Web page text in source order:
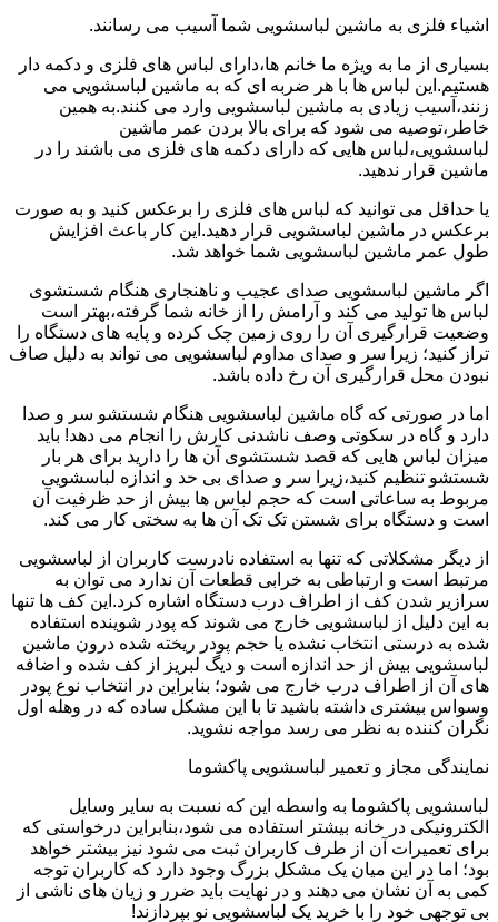
اشیاء فلزی به ماشین لباسشویی شما آسیب می رسانند.
بسیاری از ما به ویژه ما خانم ها،دارای لباس های فلزی و دکمه دار
هستیم.این لباس ها با هر ضربه ای که به ماشین لباسشویی می
زنند،آسیب زیادی به ماشین لباسشویی وارد می کنند.به همین
خاطر،توصیه می شود که برای بالا بردن عمر ماشین
لباسشویی،لباس هایی که دارای دکمه های فلزی می باشند را در
ماشین قرار ندهید.
یا حداقل می توانید که لباس های فلزی را برعکس کنید و به صورت
برعکس در ماشین لباسشویی قرار دهید.این کار باعث افزایش
طول عمر ماشین لباسشویی شما خواهد شد.
اگر ماشین لباسشویی صدای عجیب و ناهنجاری هنگام شستشوی
لباس ها تولید می کند و آرامش را از خانه شما گرفته،بهتر است
وضعیت قرارگیری آن را روی زمین چک کرده و پایه های دستگاه را
تراز کنید؛ زیرا سر و صدای مداوم لباسشویی می تواند به دلیل صاف
نبودن محل قرارگیری آن رخ داده باشد.
اما در صورتی که گاه ماشین لباسشویی هنگام شستشو سر و صدا
دارد و گاه در سکوتی وصف ناشدنی کارش را انجام می دهد! باید
میزان لباس هایی که قصد شستشوی آن ها را دارید برای هر بار
شستشو تنظیم کنید،زیرا سر و صدای بی حد و اندازه لباسشویی
مربوط به ساعاتی است که حجم لباس ها بیش از حد ظرفیت آن
است و دستگاه برای شستن تک تک آن ها به سختی کار می کند.
از دیگر مشکلاتی که تنها به استفاده نادرست کاربران از لباسشویی
مرتبط است و ارتباطی به خرابی قطعات آن ندارد می توان به
سرازیر شدن کف از اطراف درب دستگاه اشاره کرد.این کف ها تنها
به این دلیل از لباسشویی خارج می شوند که پودر شوینده استفاده
شده به درستی انتخاب نشده یا حجم پودر ریخته شده درون ماشین
لباسشویی بیش از حد اندازه است و دیگ لبریز از کف شده و اضافه
های آن از اطراف درب خارج می شود؛ بنابراین در انتخاب نوع پودر
وسواس بیشتری داشته باشید تا با این مشکل ساده که در وهله اول
نگران کننده به نظر می رسد مواجه نشوید.
نمایندگی مجاز و تعمیر لباسشویی پاکشوما
لباسشویی پاکشوما به واسطه این که نسبت به سایر وسایل
الکترونیکی در خانه بیشتر استفاده می شود،بنابراین درخواستی که
برای تعمیرات آن از طرف کاربران ثبت می شود نیز بیشتر خواهد
بود؛ اما در این میان یک مشکل بزرگ وجود دارد که کاربران توجه
کمی به آن نشان می دهند و در نهایت باید ضرر و زیان های ناشی از
بی توجهی خود را با خرید یک لباسشویی نو بپردازند!